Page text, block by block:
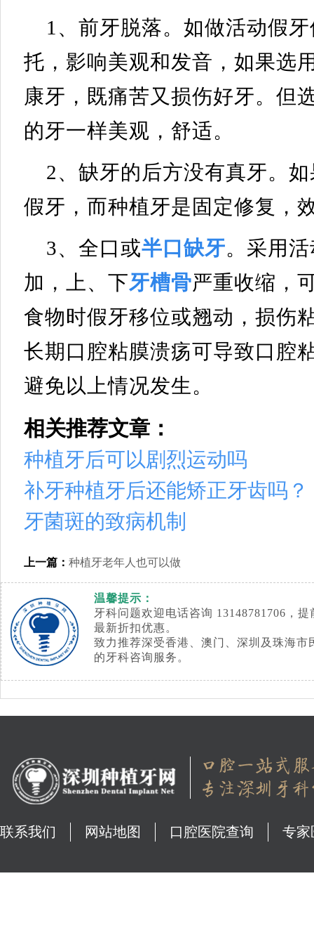
1、前牙脱落。如做活动假
托，影响美观和发音，如果选
康牙，既痛苦又损伤好牙。但
的牙一样美观，舒适。
2、缺牙的后方没有真牙。
假牙，而种植牙是固定修复，
3、全口或半口缺牙。采用
加，上、下牙槽骨严重收缩，
食物时假牙移位或翘动，损伤
长期口腔粘膜溃疡可导致口腔
避免以上情况发生。
相关推荐文章：
种植牙后可以剧烈运动吗
补牙种植牙后还能矫正牙齿吗？
牙菌斑的致病机制
上一篇： 种植牙老年人也可以做
温馨提示：
牙科问题欢迎电话咨询 13148781706，
最新折扣优惠。
致力推荐深受香港、澳门、深圳及珠海
的牙科咨询服务。
联系我们 网站地图 口腔医院查询 专家